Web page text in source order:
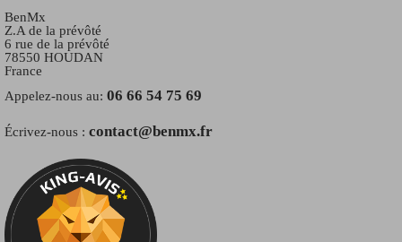
BenMx
Z.A de la prévôté
6 rue de la prévôté
78550 HOUDAN
France
Appelez-nous au: 06 66 54 75 69
Écrivez-nous : contact@benmx.fr